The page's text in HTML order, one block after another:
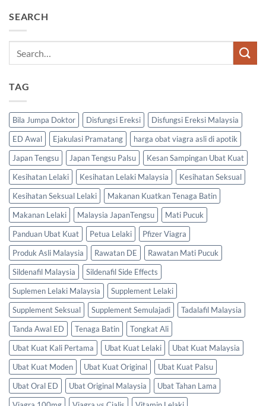
SEARCH
TAG
Bila Jumpa Doktor Disfungsi Ereksi
Disfungsi Ereksi Malaysia
ED Awal
Ejakulasi Pramatang
harga obat viagra asli di apotik
Japan Tengsu
Japan Tengsu Palsu
Kesan Sampingan Ubat Kuat
Kesihatan Lelaki
Kesihatan Lelaki Malaysia
Kesihatan Seksual
Kesihatan Seksual Lelaki
Makanan Kuatkan Tenaga Batin
Makanan Lelaki
Malaysia JapanTengsu
Mati Pucuk
Panduan Ubat Kuat
Petua Lelaki
Pfizer Viagra
Produk Asli Malaysia
Rawatan DE
Rawatan Mati Pucuk
Sildenafil Malaysia
Sildenafil Side Effects
Suplemen Lelaki Malaysia
Supplement Lelaki
Supplement Seksual
Supplement Semulajadi
Tadalafil Malaysia
Tanda Awal ED
Tenaga Batin
Tongkat Ali
Ubat Kuat Kali Pertama
Ubat Kuat Lelaki
Ubat Kuat Malaysia
Ubat Kuat Moden
Ubat Kuat Original
Ubat Kuat Palsu
Ubat Oral ED
Ubat Original Malaysia
Ubat Tahan Lama